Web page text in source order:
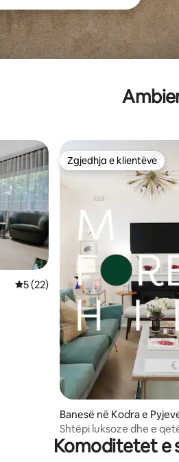
Vlerësimi mesatar 5 nga 5, 22
5 (22)
Zgjedhja e klientëve
Zgjedhja e klientëve
Banesë në Kodra e
Shtëpi luksoze dhe e
madh përpara
Komoditetet e